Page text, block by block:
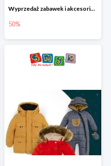
Wyprzedaż zabawek i akcesoriów niemowlęcych w Smyku do -50%
50%